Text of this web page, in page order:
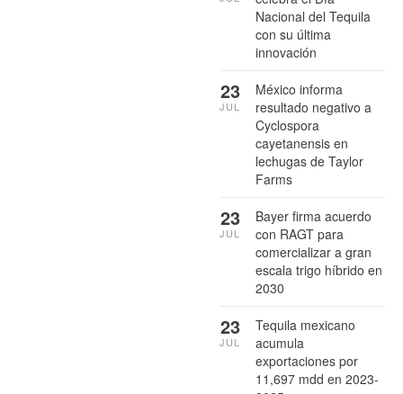
Nacional del Tequila
con su última
innovación
México informa
resultado negativo a
Cyclospora
cayetanensis en
lechugas de Taylor
Farms
23
JUL
Bayer firma acuerdo
con RAGT para
comercializar a gran
escala trigo híbrido en
2030
23
JUL
Tequila mexicano
acumula
exportaciones por
11,697 mdd en 2023-
23
JUL